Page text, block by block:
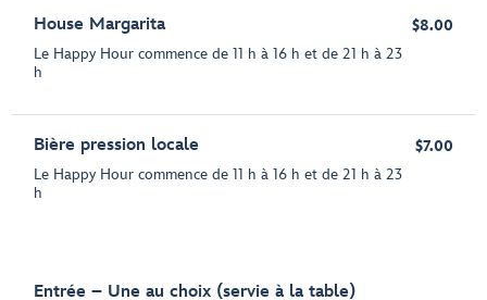
House Margarita
Le Happy Hour commence de 11 h à 16 h et de 21 h à 23
h
$8.00
Bière pression locale
Le Happy Hour commence de 11 h à 16 h et de 21 h à 23
h
$7.00
Entrée – Une au choix (servie à la table)